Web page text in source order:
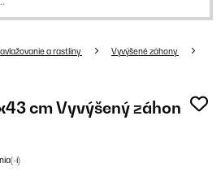
a rastliny Vyvýšené záhony
cm Vyvýšený záhon
í)